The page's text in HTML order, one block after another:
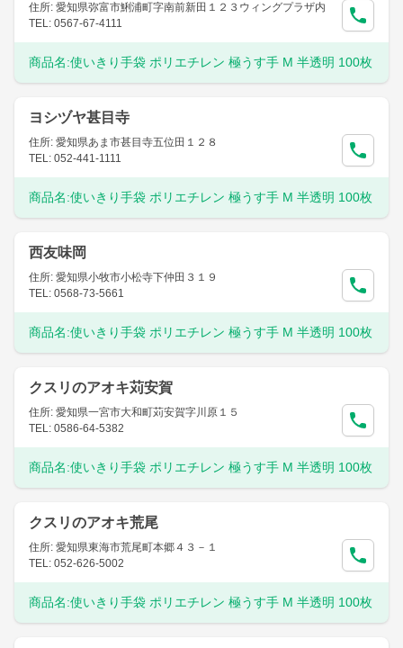
住所: 愛知県弥富市鯏浦町字南前新田１２３ウィングプラザ内
TEL: 0567-67-4111
商品名:使いきり手袋 ポリエチレン 極うす手 M 半透明 100枚
ヨシヅヤ甚目寺
住所: 愛知県あま市甚目寺五位田１２８
TEL: 052-441-1111
商品名:使いきり手袋 ポリエチレン 極うす手 M 半透明 100枚
西友味岡
住所: 愛知県小牧市小松寺下仲田３１９
TEL: 0568-73-5661
商品名:使いきり手袋 ポリエチレン 極うす手 M 半透明 100枚
クスリのアオキ苅安賀
住所: 愛知県一宮市大和町苅安賀字川原１５
TEL: 0586-64-5382
商品名:使いきり手袋 ポリエチレン 極うす手 M 半透明 100枚
クスリのアオキ荒尾
住所: 愛知県東海市荒尾町本郷４３－１
TEL: 052-626-5002
商品名:使いきり手袋 ポリエチレン 極うす手 M 半透明 100枚